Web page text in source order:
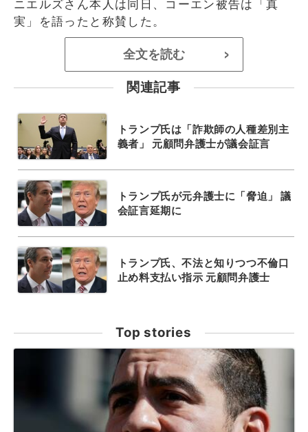
ニエルズさん本人は同日、コーエン被告は「真
実」を語ったと称賛した。
全文を読む >
関連記事
トランプ氏は「詐欺師の人種差別主
義者」 元顧問弁護士が議会証言
トランプ氏が元弁護士に「脅迫」 議
会証言延期に
トランプ氏、不法と知りつつ不倫口
止め料支払い指示 元顧問弁護士
Top stories